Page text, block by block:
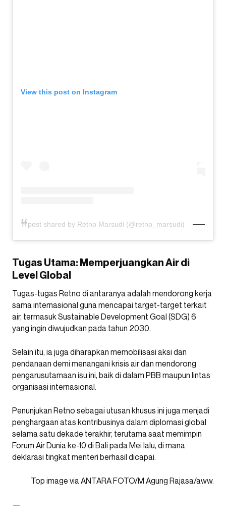
View this post on Instagram
A post shared by Retno Marsudi (@retno_marsudi)
Tugas Utama: Memperjuangkan Air di
Level Global
Tugas-tugas Retno di antaranya adalah mendorong kerja
sama internasional guna mencapai target-target terkait
air, termasuk Sustainable Development Goal (SDG) 6
yang ingin diwujudkan pada tahun 2030.
Selain itu, ia juga diharapkan memobilisasi aksi dan
pendanaan demi menangani krisis air dan mendorong
pengarusutamaan isu ini, baik di dalam PBB maupun lintas
organisasi internasional.
Penunjukan Retno sebagai utusan khusus ini juga menjadi
penghargaan atas kontribusinya dalam diplomasi global
selama satu dekade terakhir, terutama saat memimpin
Forum Air Dunia ke-10 di Bali pada Mei lalu, di mana
deklarasi tingkat menteri berhasil dicapai.
Top image via ANTARA FOTO/M Agung Rajasa/aww.
—